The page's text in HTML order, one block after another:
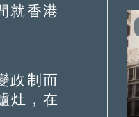
就香港
政制而
灶，在